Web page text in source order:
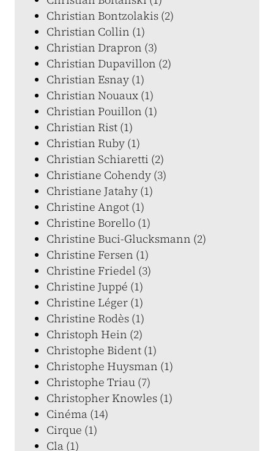
Christian Bontzolakis (2)
Christian Collin (1)
Christian Drapron (3)
Christian Dupavillon (2)
Christian Esnay (1)
Christian Nouaux (1)
Christian Pouillon (1)
Christian Rist (1)
Christian Ruby (1)
Christian Schiaretti (2)
Christiane Cohendy (3)
Christiane Jatahy (1)
Christine Angot (1)
Christine Borello (1)
Christine Buci-Glucksmann (2)
Christine Fersen (1)
Christine Friedel (3)
Christine Juppé (1)
Christine Léger (1)
Christine Rodès (1)
Christoph Hein (2)
Christophe Bident (1)
Christophe Huysman (1)
Christophe Triau (7)
Christopher Knowles (1)
Cinéma (14)
Cirque (1)
Cla (1)